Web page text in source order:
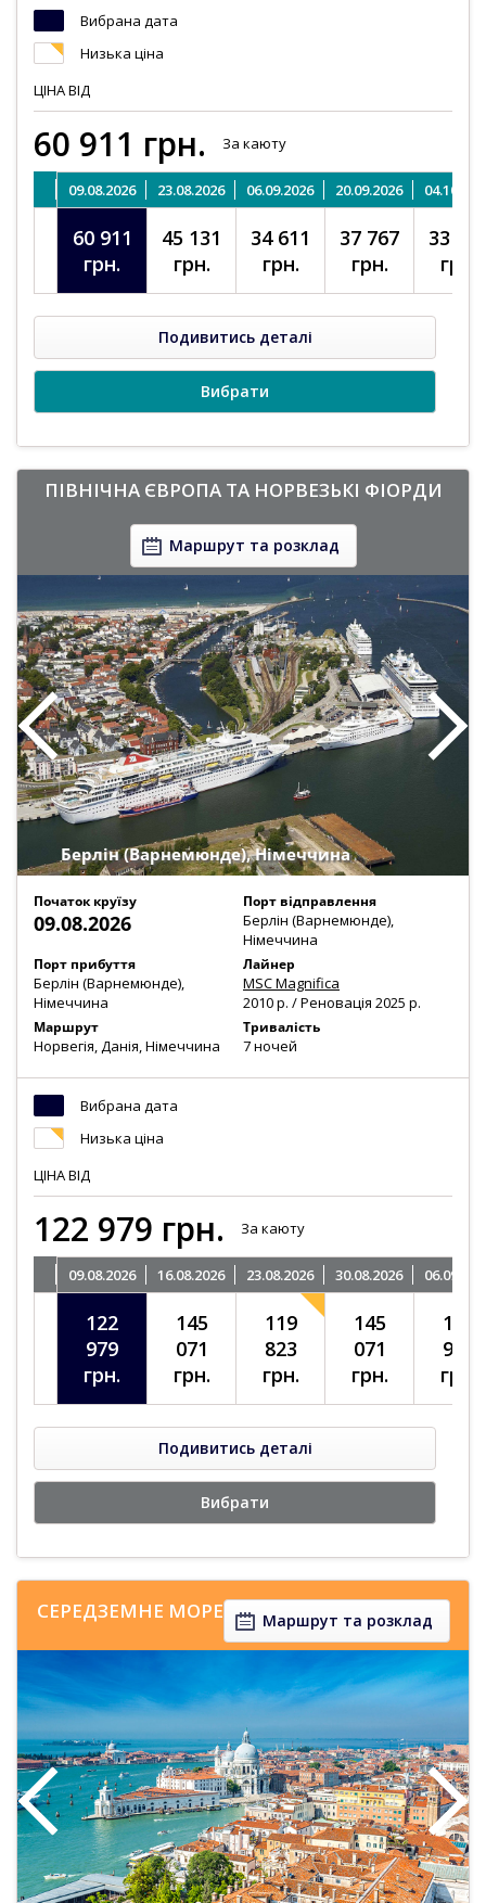
Вибрана дата
Низька ціна
ЦІНАВІД
60 911 грн. За каюту
09.08.2026 23.08.2026 06.09.2026 20.09.2026
60 911
грн.
45 131
грн.
34 611
грн.
37 767
грн.
33
грн.
Подивитись деталі
Вибрати
ПІВНІЧНА ЄВРОПА ТА НОРВЕЗЬКІ ФІОРДИ
Маршрут та розклад
Берлін (Варнемюнде), Німеччина
Початок круїзу
09.08.2026
Порт відправлення
Берлін (Варнемюнде),
Німеччина
Порт прибуття
Берлін (Варнемюнде),
Німеччина
Лайнер
MSC Magnifica
2010 р. / Реновація 2025 р.
Маршрут
Норвегія, Данія, Німеччина
Тривалість
7 ночей
Вибрана дата
Низька ціна
ЦІНАВІД
122 979 грн. За каюту
09.08.2026 16.08.2026 23.08.2026 30.08.2026
122
979
грн.
145
071
грн.
119
823
грн.
145
071
грн.
101
939
грн.
Подивитись деталі
Вибрати
СЕРЕДЗЕМНЕ МОРЕ Маршрут та розклад